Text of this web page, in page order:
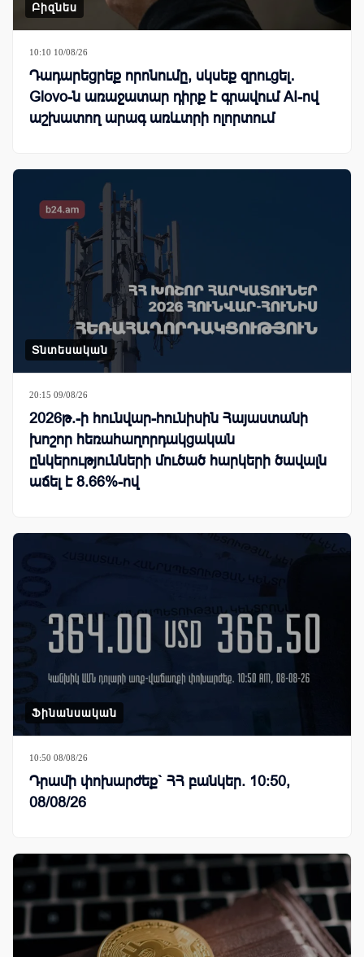
Բիզնես
10:10 10/08/26
Դադարեցրեք որոնումը, սկսեք զրուցել․
Glovo-ն առաջատար դիրք է գրավում AI-ով
աշխատող արագ առևտրի ոլորտում
Տնտեսական
20:15 09/08/26
2026թ.-ի հունվար-հունիսին Հայաստանի
խոշոր հեռահաղորդակցական
ընկերությունների մուծած հարկերի ծավալն
աճել է 8.66%-ով
Ֆինանսական
10:50 08/08/26
Դրամի փոխարժեք` ՀՀ բանկեր. 10:50,
08/08/26